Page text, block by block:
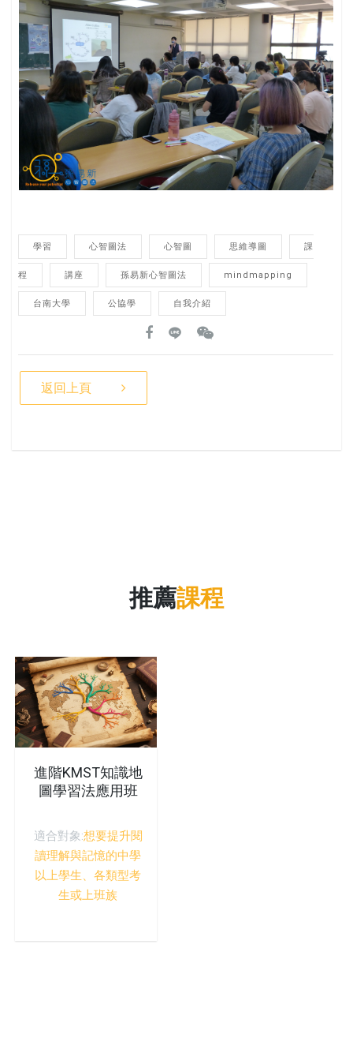
學習 心智圖法 心智圖 思維導圖 課
程 講座 孫易新心智圖法 mindmapping
台南大學 公協學 自我介紹
返回上頁
推薦課程
進階KMST知識地
圖學習法應用班
適合對象:想要提升閱
讀理解與記憶的中學
以上學生、各類型考
生或上班族